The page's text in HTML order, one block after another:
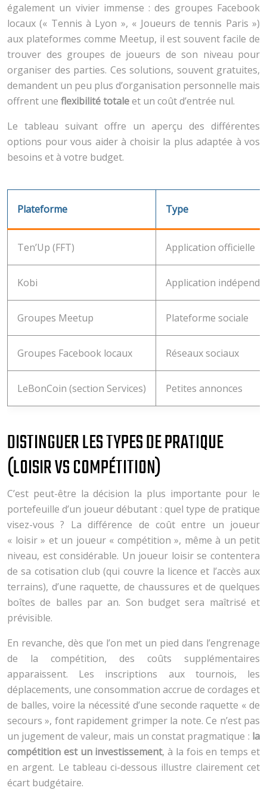
également un vivier immense : des groupes Facebook
locaux (« Tennis à Lyon », « Joueurs de tennis Paris »)
aux plateformes comme Meetup, il est souvent facile de
trouver des groupes de joueurs de son niveau pour
organiser des parties. Ces solutions, souvent gratuites,
demandent un peu plus d’organisation personnelle mais
offrent une flexibilité totaleet un coût d’entrée nul.
Le tableau suivant offre un aperçu des différentes
options pour vous aider à choisir la plus adaptée à vos
besoins et à votre budget.
Plateforme Type
Ten’Up (FFT) Application officielle
Kobi Application
Groupes Meetup Plateforme sociale
Groupes Facebook locaux Réseaux sociaux
LeBonCoin (section Services) Petites annonces
DISTINGUER LES TYPES DE PRATIQUE
(LOISIR VS COMPÉTITION)
C’est peut-être la décision la plus importante pour le
portefeuille d’un joueur débutant : quel type de pratique
visez-vous ? La différence de coût entre un joueur
« loisir » et un joueur « compétition », même à un petit
niveau, est considérable. Un joueur loisir se contentera
de sa cotisation club (qui couvre la licence et l’accès aux
terrains), d’une raquette, de chaussures et de quelques
boîtes de balles par an. Son budget sera maîtrisé et
prévisible.
En revanche, dès que l’on met un pied dans l’engrenage
de la compétition, des coûts supplémentaires
apparaissent. Les inscriptions aux tournois, les
déplacements, une consommation accrue de cordages et
de balles, voire la nécessité d’une seconde raquette « de
secours », font rapidement grimper la note. Ce n’est pas
un jugement de valeur, mais un constat pragmatique : la
compétition est un investissement, à la fois en temps et
en argent. Le tableau ci-dessous illustre clairement cet
écart budgétaire.